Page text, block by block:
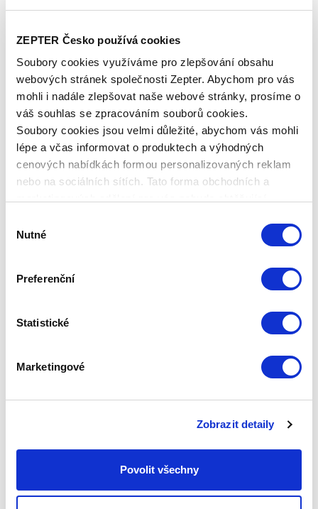
ZEPTER Česko používá cookies
Soubory cookies využíváme pro zlepšování obsahu
webových stránek společnosti Zepter. Abychom pro vás
mohli i nadále zlepšovat naše webové stránky, prosíme o
váš souhlas se zpracováním souborů cookies.
Soubory cookies jsou velmi důležité, abychom vás mohli
lépe a včas informovat o produktech a výhodných
cenových nabídkách formou personalizovaných reklam
nebo na sociálních sítích. Tato forma obchodních a
souhlasu
Nutné
Preferenční
Statistické
Marketingové
Zobrazit detaily
Povolit všechny
EXTRAQUANO 90X200 - PODLOŽKA
Zepter Club
Pouze členové klubu mají garanci
každého nákupu s přímým